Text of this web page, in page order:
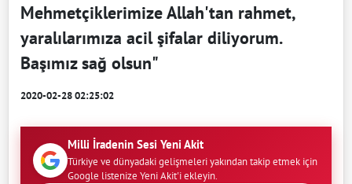
Mehmetçiklerimize Allah'tan rahmet,
yaralılarımıza acil şifalar diliyorum.
Başımız sağ olsun"
2020-02-28 02:25:02
Milli İradenin Sesi Yeni Akit
Türkiye ve dünyadaki gelişmeleri yakından takip etmek için
Google listenize Yeni Akit'i ekleyin.